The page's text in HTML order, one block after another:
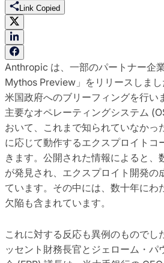
Link Copied
Anthropic は、一部のパートナー企
Mythos Preview」をリリースしま
米国政府へのブリーフィングを行い
主要なオペレーティングシステム
おいて、これまで知られていなかっ
に応じて動作するエクスプロイトコ
きます。公開された情報によると、
が発見され、エクスプロイト開発の
ています。その中には、数十年にわ
欠陥も含まれています。
これに対する反応も異例のものでし
ッセント財務長官とジェローム・パ